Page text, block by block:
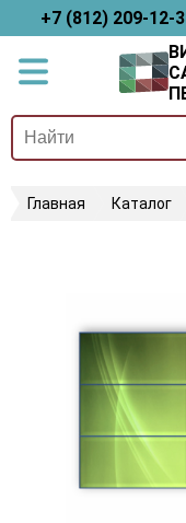
+7 (812) 209-12-
Главная Каталог